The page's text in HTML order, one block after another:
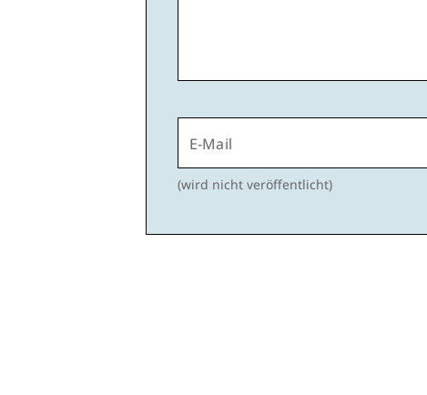
E-Mail
(wird nicht veröffentlicht)